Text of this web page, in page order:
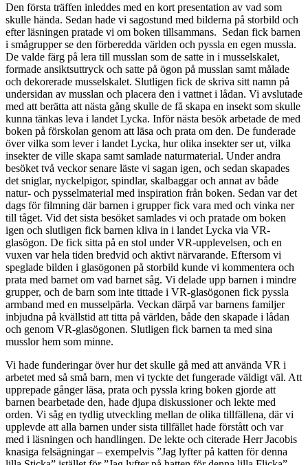
Den första träffen inleddes med en kort presentation av vad som
skulle hända. Sedan hade vi sagostund med bilderna på storbild och
efter läsningen pratade vi om boken tillsammans. Sedan fick barnen
i smågrupper se den förberedda världen och pyssla en egen mussla.
De valde färg på lera till musslan som de satte in i musselskalet,
formade ansiktsuttryck och satte på ögon på musslan samt målade
och dekorerade musselskalet. Slutligen fick de skriva sitt namn på
undersidan av musslan och placera den i vattnet i lådan. Vi avslutade
med att berätta att nästa gång skulle de få skapa en insekt som skulle
kunna tänkas leva i landet Lycka. Inför nästa besök arbetade de med
boken på förskolan genom att läsa och prata om den. De funderade
över vilka som lever i landet Lycka, hur olika insekter ser ut, vilka
insekter de ville skapa samt samlade naturmaterial. Under andra
besöket två veckor senare läste vi sagan igen, och sedan skapades
det sniglar, nyckelpigor, spindlar, skalbaggar och annat av både
natur- och pysselmaterial med inspiration från boken. Sedan var det
dags för filmning där barnen i grupper fick vara med och vinka ner
till tåget. Vid det sista besöket samlades vi och pratade om boken
igen och slutligen fick barnen kliva in i landet Lycka via VR-
glasögon. De fick sitta på en stol under VR-upplevelsen, och en
vuxen var hela tiden bredvid och aktivt närvarande. Eftersom vi
speglade bilden i glasögonen på storbild kunde vi kommentera och
prata med barnet om vad barnet såg. Vi delade upp barnen i mindre
grupper, och de barn som inte tittade i VR-glasögonen fick pyssla
armband med en musselpärla. Veckan därpå var barnens familjer
inbjudna på kvällstid att titta på världen, både den skapade i lådan
och genom VR-glasögonen. Slutligen fick barnen ta med sina
musslor hem som minne.
Vi hade funderingar över hur det skulle gå med att använda VR i
arbetet med så små barn, men vi tyckte det fungerade väldigt väl. Att
upprepade gånger läsa, prata och pyssla kring boken gjorde att
barnen bearbetade den, hade djupa diskussioner och lekte med
orden. Vi såg en tydlig utveckling mellan de olika tillfällena, där vi
upplevde att alla barnen under sista tillfället hade förstått och var
med i läsningen och handlingen. De lekte och citerade Herr Jacobis
knasiga felsägningar – exempelvis ”Jag lyfter på katten för denna